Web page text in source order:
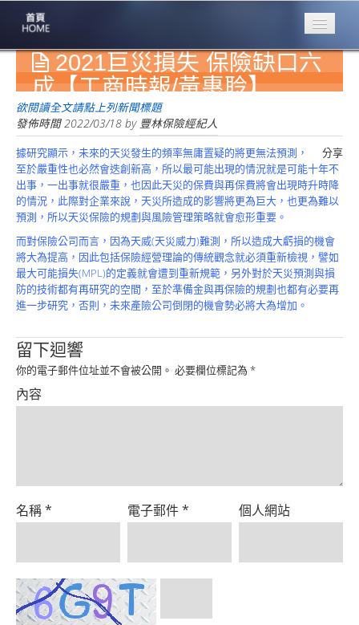
專業豐林
Professional
保險大家談
1386集
台灣商業保險
第一品牌
關於豐林
About
服務項目
Service
火災保額
估算系統
商品簡介
Product
2021巨災損失 保險缺口六
成【工商時報/黃惠聆】
欲閱讀全文請點上列新聞標題
發佈時間2022/03/18 by 豐林保險經紀人
分享
據研究顯示，未來的天災發生的頻率無庸置疑的將更無法預測，
至於嚴重性也必然會迭創新高，所以最可能出現的情況就是可能十年不
出事，一出事就很嚴重，也因此天災的保費與再保費將會出現時升時降
的情況，此際對企業來說，天災所造成的影響將更為巨大，也更為難以
預測，所以天災保險的規劃與風險管理策略就會愈形重要。
而對保險公司而言，因為天威(天災威力)難測，所以造成大虧損的機會
將大為提高，因此包括保險經營理論的傳統觀念就必須重新檢視，譬如
最大可能損失(MPL)的定義就會遭到重新規範，另外對於天災預測與損
防的技術都有再研究的空間，至於準備金與再保險的規劃也都有必要再
進一步研究，否則，未來產險公司倒閉的機會勢必將大為增加。
留下迴響
你的電子郵件位址並不會被公開。 必要欄位標記為 *
內容
名稱* 電子郵件* 個人網站